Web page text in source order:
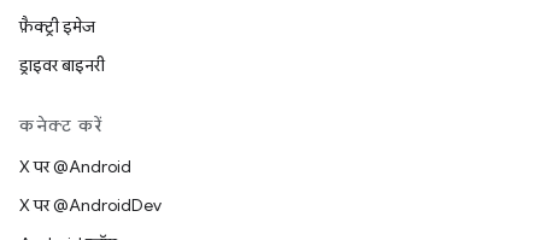
फ़ैक्ट्री इमेज
ड्राइवर बाइनरी
कनेक्ट करें
X पर @Android
X पर @AndroidDev